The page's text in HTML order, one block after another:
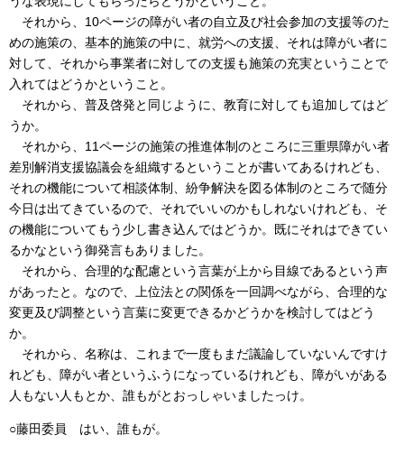
それから、10ページの障がい者の自立及び社会参加の支援等のた
めの施策の、基本的施策の中に、就労への支援、それは障がい者に
対して、それから事業者に対しての支援も施策の充実ということで
入れてはどうかということ。
それから、普及啓発と同じように、教育に対しても追加してはど
うか。
それから、11ページの施策の推進体制のところに三重県障がい者
差別解消支援協議会を組織するということが書いてあるけれども、
それの機能について相談体制、紛争解決を図る体制のところで随分
今日は出てきているので、それでいいのかもしれないけれども、そ
の機能についてもう少し書き込んではどうか。既にそれはできてい
るかなという御発言もありました。
それから、合理的な配慮という言葉が上から目線であるという声
があったと。なので、上位法との関係を一回調べながら、合理的な
変更及び調整という言葉に変更できるかどうかを検討してはどう
か。
それから、名称は、これまで一度もまだ議論していないんですけ
れども、障がい者というふうになっているけれども、障がいがある
人もない人もとか、誰もがとおっしゃいましたっけ。
○藤田委員 はい、誰もが。